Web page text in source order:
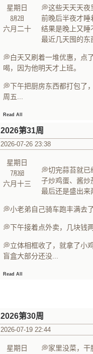
星期日
㋇㏡
六月二十
💭这些天天天夜
前晚后半夜才睡
结果是晚上又睡
最近几天囤的东
💭白天又刷着一堆优惠，点
喝，因为他明天才上班。
💭下午把厨房东西都打包了
周五...
Read All
2026第31周
2026-07-26 23:38
星期日
㋆㏹
六月十三
💭切完蒜苔就
子炒鸡蛋、酱炒
最后还是盛出来
💭小老弟自己骑车跑丰满去
💭下午接着点外卖，几块钱
💭立体相框收了，就拿了小
盲盒大部分还没...
Read All
2026第30周
2026-07-19 22:44
星期日
💭家里没菜，干